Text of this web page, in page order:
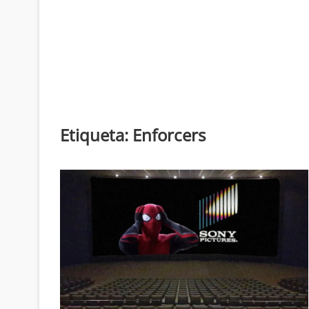
Etiqueta: Enforcers